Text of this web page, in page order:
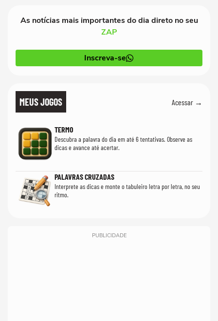
As notícias mais importantes do dia direto no seu
ZAP
Inscreva-se
MEUS JOGOS Acessar →
TERMO
Descubra a palavra do dia em até 6 tentativas. Observe as
dicas e avance até acertar.
PALAVRAS CRUZADAS
Interprete as dicas e monte o tabuleiro letra por letra, no seu
ritmo.
PUBLICIDADE